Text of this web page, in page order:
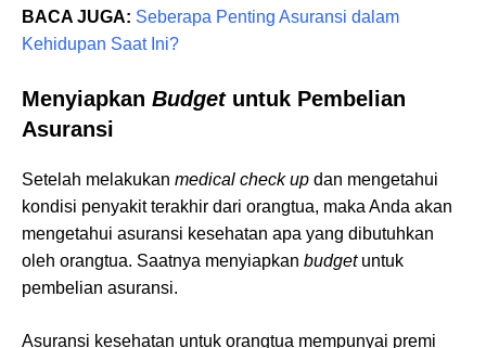
BACA JUGA: Seberapa Penting Asuransi dalam
Kehidupan Saat Ini?
Menyiapkan Budget untuk Pembelian
Asuransi
Setelah melakukan medical check up dan mengetahui
kondisi penyakit terakhir dari orangtua, maka Anda akan
mengetahui asuransi kesehatan apa yang dibutuhkan
oleh orangtua. Saatnya menyiapkan budgetuntuk
pembelian asuransi.
Asuransi kesehatan untuk orangtua mempunyai premi